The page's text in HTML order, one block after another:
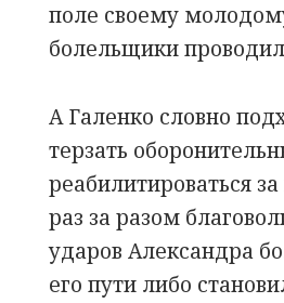
поле своему
болельщики
А Галенко словно
терзать
реабилитироваться
раз за разом
ударов Александра
его пути либо